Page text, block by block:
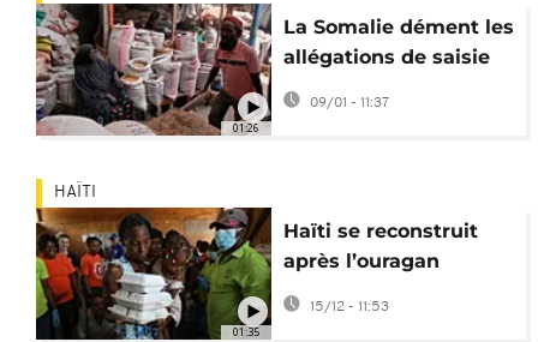
01:26
La Somalie dément les
allégations de saisie
d'aide alimentaire
09/01 - 11:37
01:35
HAÏTI
Haïti se reconstruit
après l’ouragan
Melissa grâce à l'aide
du PAM
15/12 - 11:53